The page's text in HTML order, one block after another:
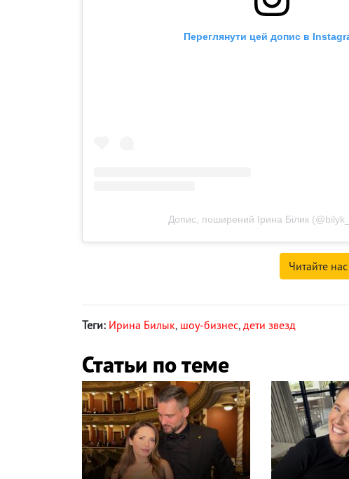
Переглянути цей допис в
Допис, поширений Ірина Білик
Читайте
Теги: Ирина Билык, шоу-бизнес, дети звезд
Статьи по теме